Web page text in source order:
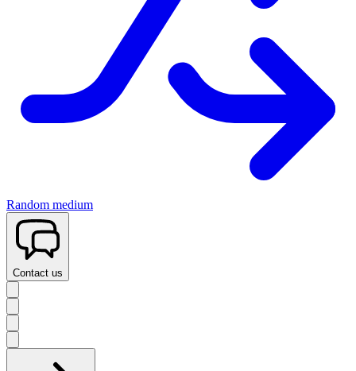
Random medium
Contact us